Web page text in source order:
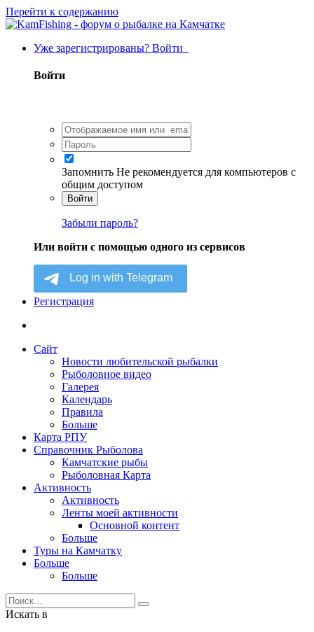
Перейти к содержанию
Уже зарегистрированы? Войти
Войти
Запомнить Не рекомендуется для компьютеров с
общим доступом
Войти
Забыли пароль?
Или войти с помощью одного из сервисов
Регистрация
Сайт
Новости любительской рыбалки
Рыболовное видео
Галерея
Календарь
Правила
Больше
Карта РПУ
Справочник Рыболова
Камчатские рыбы
Рыболовная Карта
Активность
Активность
Ленты моей активности
Основной контент
Больше
Туры на Камчатку
Больше
Больше
Искать в